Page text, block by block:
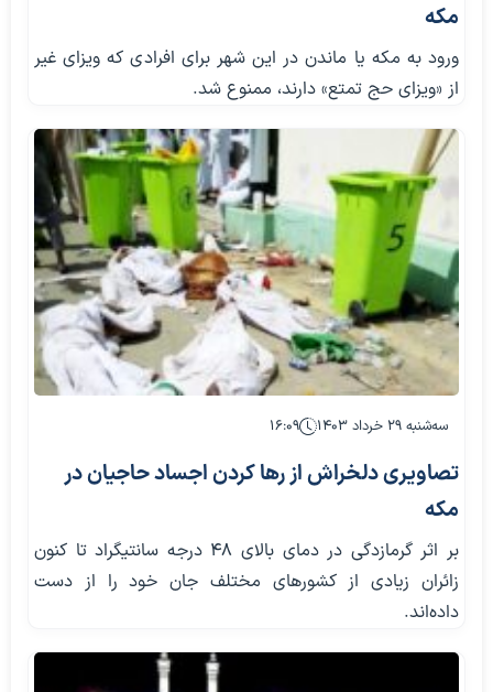
مکه
ورود به مکه یا ماندن در این شهر برای افرادی که ویزای غیر
از «ویزای حج تمتع» دارند، ممنوع شد.
سه‌شنبه ۲۹ خرداد ۱۴۰۳ ۱۶:۰۹
تصاویری دلخراش از رها کردن اجساد حاجیان در
مکه
بر اثر گرمازدگی در دمای بالای ۴۸ درجه سانتیگراد تا کنون
زائران زیادی از کشورهای مختلف جان خود را از دست
داده‌اند.